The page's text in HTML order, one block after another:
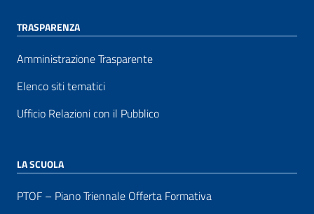
TRASPARENZA
Amministrazione Trasparente
Elenco siti tematici
Ufficio Relazioni con il Pubblico
LA SCUOLA
PTOF – Piano Triennale Offerta Formativa